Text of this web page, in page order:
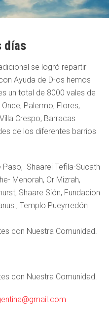
días
se logró repartir
Ayuda de D-os hemos
un total de 8000 vales de
Palermo, Flores,
Crespo, Barracas
de los diferentes barrios
Paso, Shaarei Tefila-Sucath
Menorah, Or Mizrah,
Shaare Sión, Fundacion
Templo Pueyrredón
con Nuestra Comunidad.
con Nuestra Comunidad.